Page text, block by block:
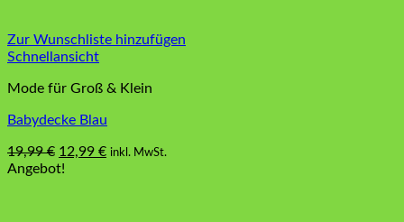
Zur Wunschliste hinzufügen
Schnellansicht
Mode für Groß & Klein
Babydecke Blau
19,99€ Ursprünglicher
Preis
12,99 €Aktueller
inkl. MwSt.
Angebot!